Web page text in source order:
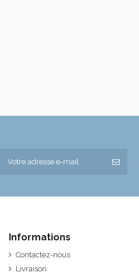
Informations
Contactez-nous
Livraison